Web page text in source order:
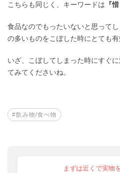
こちらも同じく、キーワードは 『
食品なのでもったいないと思って
の多いものをこぼした時にとても
いざ、こぼしてしまった時にすぐ
てみてくださいね。
#飲み物/食べ物
まずは近くで実物